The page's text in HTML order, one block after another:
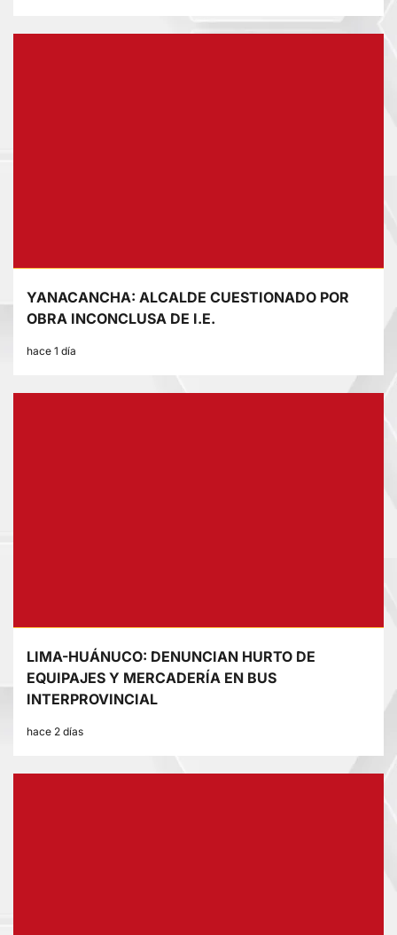
YANACANCHA: ALCALDE CUESTIONADO POR
OBRA INCONCLUSA DE I.E.
hace 1 día
LIMA-HUÁNUCO: DENUNCIAN HURTO DE
EQUIPAJES Y MERCADERÍA EN BUS
INTERPROVINCIAL
hace 2 días